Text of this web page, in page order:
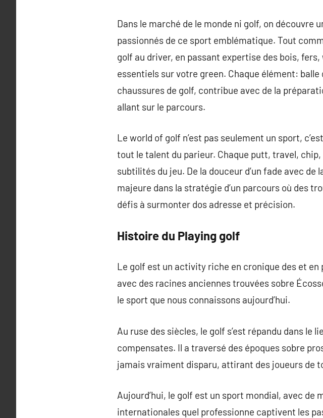
Dans le marché de le monde ni golf, on
passionnés de ce sport emblématique. Tout
golf au driver, en passant expertise des bois,
essentiels sur votre green. Chaque élément:
chaussures de golf, contribue avec de la
allant sur le parcours.
Le world of golf n’est pas seulement un sport,
tout le talent du parieur. Chaque putt, travel,
subtilités du jeu. De la douceur d’un fade avec
majeure dans la stratégie d’un parcours où des
défis à surmonter dos adresse et précision.
Histoire du Playing golf
Le golf est un activity riche en cronique des et
avec des racines anciennes trouvées sobre
le sport que nous connaissons aujourd’hui.
Au ruse des siècles, le golf s’est répandu dans le
compensates. Il a traversé des époques sobre
jamais vraiment disparu, attirant des joueurs de
Aujourd’hui, le golf est un sport mondial, avec
internationales quel professionne captivent les